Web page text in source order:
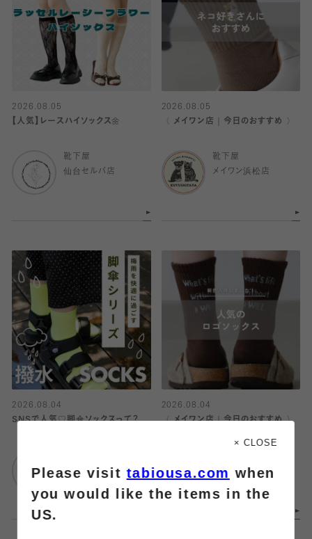
2026.08.05
【人気】レースハイソックス🌼
靴下屋
仙台セルバ店
2026.08.05
〈 メイワン店｜今日のおすすめ 〉
靴下屋
メイワン浜松店
2026.08.04
SNSで人気♡脚傘ソックスって？
エスパル仙台
2026.08.04
〈 メイワン店｜今日のおすすめ 〉
メイワン浜松店
× CLOSE
Please visittabiousa.com when
you would like the items in the
US.